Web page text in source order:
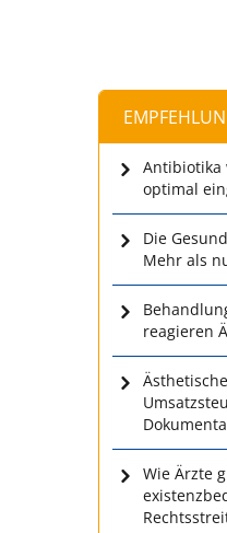
Antibiotika
optimal
Die
Mehr als
reagieren
Wie Ärzte